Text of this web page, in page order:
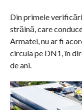
Din primele
străină, care
Armatei, nu ar fi
circula pe DN1, în
de ani.